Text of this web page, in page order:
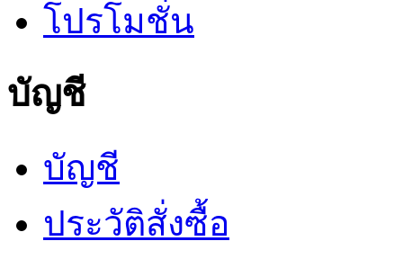
โปรโมชั่น
บัญชี
บัญชี
ประวัติสั่งซื้อ